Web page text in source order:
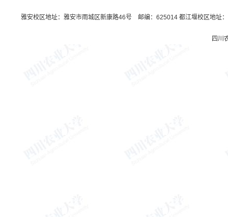
雅安校区地址：雅安市雨城区新康路46号 邮编：625014 都江堰校区地址
四川